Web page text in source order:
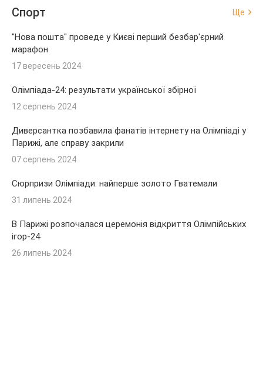
Спорт Ще
"Нова пошта" проведе у Києві перший безбар'єрний
марафон
17 вересень 2024
Олімпіада-24: результати української збірної
12 серпень 2024
Диверсантка позбавила фанатів інтернету на Олімпіаді у
Парижі, але справу закрили
07 серпень 2024
Сюрпризи Олімпіади: найперше золото Гватемали
31 липень 2024
В Парижі розпочалася церемонія відкриття Олімпійських
ігор-24
26 липень 2024